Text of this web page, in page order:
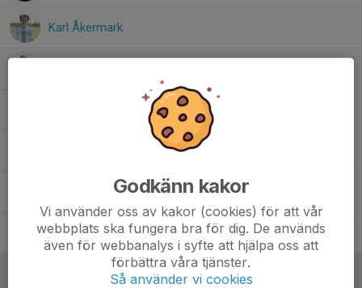
Karl Åkermark
Sixten Swahn
Teo Malmborg
Godkänn kakor
Vi använder oss av kakor (cookies) för att vår
webbplats ska fungera bra för dig. De används
även för webbanalys i syfte att hjälpa oss att
förbättra våra tjänster.
Så använder vi cookies